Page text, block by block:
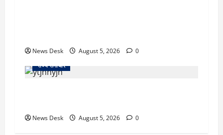
News Desk August 5, 2026
0
राज्य समाचार
News Desk August 5, 2026 0